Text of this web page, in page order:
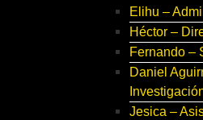
Elihu –
Héctor –
Fernando –
Daniel
Jesica –